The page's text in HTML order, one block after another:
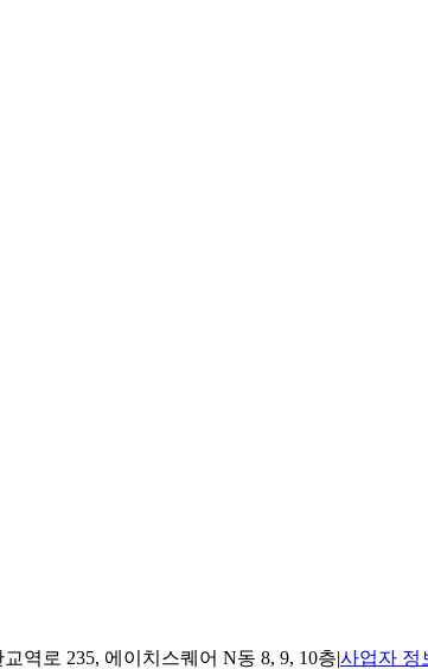
역로 235, 에이치스퀘어 N동 8, 9, 10층|사업자 정